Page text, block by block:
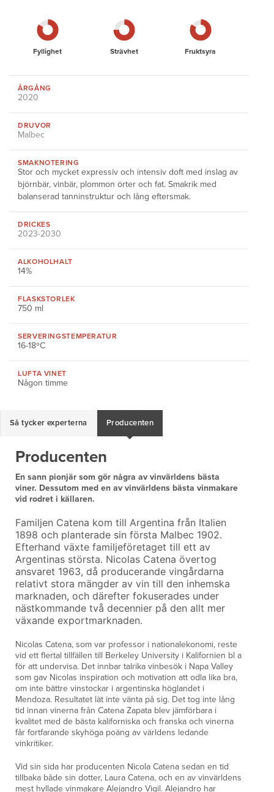
Fyllighet Strävhet Fruktsyra
ÅRGÅNG
2020
DRUVOR
Malbec
SMAKNOTERING
Stor och mycket expressiv och intensiv doft med inslag av
björnbär, vinbär, plommon örter och fat. Smakrik med
balanserad tanninstruktur och lång eftersmak.
DRICKES
2023-2030
ALKOHOLHALT
14%
FLASKSTORLEK
750 ml
SERVERINGSTEMPERATUR
16-18ºC
LUFTA VINET
Någon timme
Så tycker experterna Producenten
Producenten
En sann pionjär som gör några av vinvärldens bästa
viner. Dessutom med en av vinvärldens bästa vinmakare
vid rodret i källaren.
Familjen Catena kom till Argentina från Italien
1898 och planterade sin första Malbec 1902.
Efterhand växte familjeföretaget till ett av
Argentinas största. Nicolas Catena övertog
ansvaret 1963, då producerande vingårdarna
relativt stora mängder av vin till den inhemska
marknaden, och därefter fokuserades under
nästkommande två decennier på den allt mer
växande exportmarknaden.
Nicolas Catena, som var professor i nationalekonomi, reste
vid ett flertal tillfällen till Berkeley University i Kalifornien bl a
för att undervisa. Det innbar talrika vinbesök i Napa Valley
som gav Nicolas inspiration och motivation att odla lika bra,
om inte bättre vinstockar i argentinska höglandet i
Mendoza. Resultatet lät inte vänta på sig. Det tog inte lång
tid innan vinerna från Catena Zapata blev jämförbara i
kvalitet med de bästa kaliforniska och franska och vinerna
får fortfarande skyhöga poäng av världens ledande
vinkritiker.
Vid sin sida har producenten Nicola Catena sedan en tid
tillbaka både sin dotter, Laura Catena, och en av vinvärldens
mest hyllade vinmakare Alejandro Vigil. Alejandro har